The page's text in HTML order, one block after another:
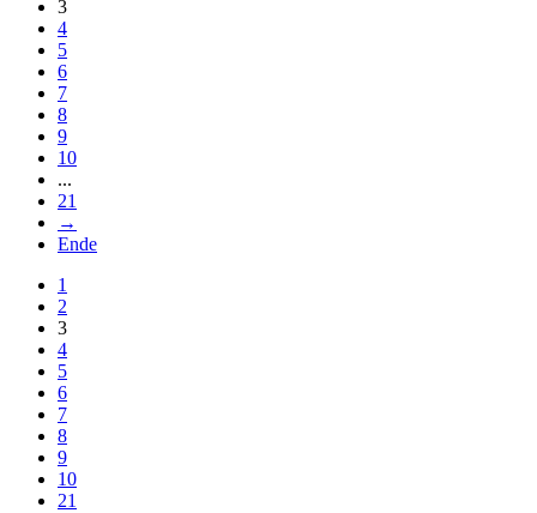
3
4
5
6
7
8
9
10
...
21
→
Ende
1
2
3
4
5
6
7
8
9
10
21